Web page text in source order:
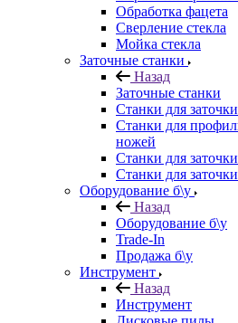
Обработка фацета
Сверление стекла
Мойка стекла
Заточные станки
Назад
Заточные станки
Станки для
Станки для
ножей
Станки для
Станки для
Оборудование б\у
Назад
Оборудование б\у
Trade-In
Продажа б\у
Инструмент
Назад
Инструмент